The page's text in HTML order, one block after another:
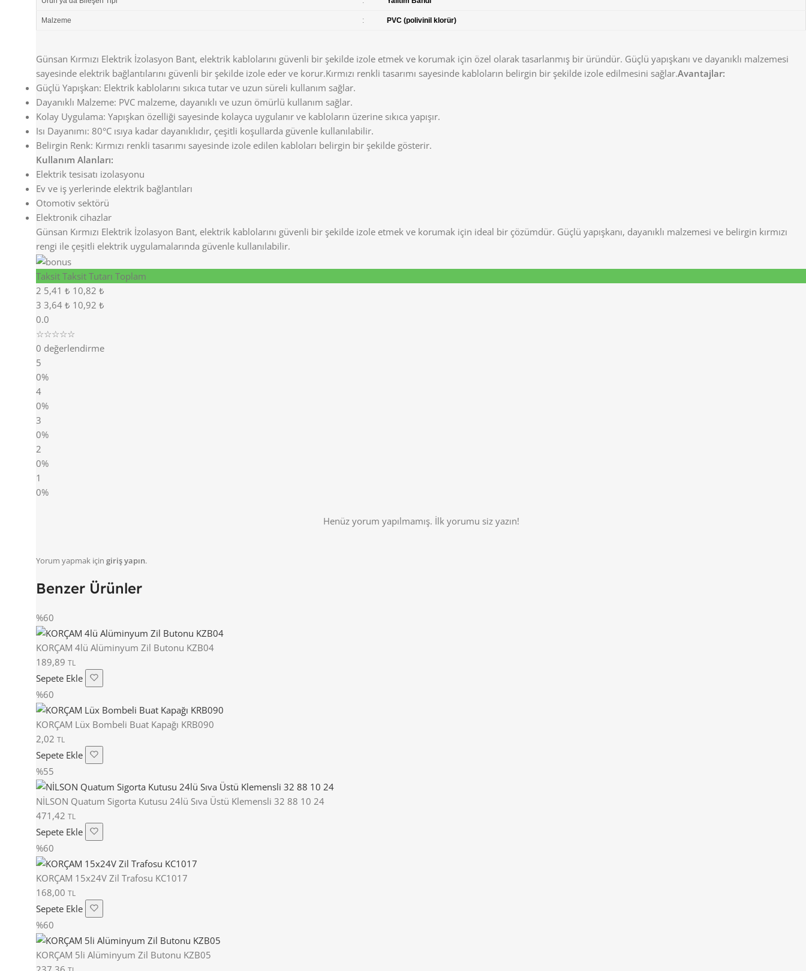
Malzeme : PVC (polivinil klorür)
Günsan Kırmızı Elektrik İzolasyon Bant, elektrik kablolarını güvenli bir şekilde izole etmek ve korumak için özel olarak tasarlanmış bir üründür. Güçlü yapışkanı ve dayanıklı malzemesi
sayesinde elektrik bağlantılarını güvenli bir şekilde izole eder ve korur.Kırmızı renkli tasarımı sayesinde kabloların belirgin bir şekilde izole edilmesini sağlar.Avantajlar:
Güçlü Yapışkan: Elektrik kablolarını sıkıca tutar ve uzun süreli kullanım sağlar.
Dayanıklı Malzeme: PVC malzeme, dayanıklı ve uzun ömürlü kullanım sağlar.
Kolay Uygulama: Yapışkan özelliği sayesinde kolayca uygulanır ve kabloların üzerine sıkıca yapışır.
Isı Dayanımı: 80°C ısıya kadar dayanıklıdır, çeşitli koşullarda güvenle kullanılabilir.
Belirgin Renk: Kırmızı renkli tasarımı sayesinde izole edilen kabloları belirgin bir şekilde gösterir.
Kullanım Alanları:
Elektrik tesisatı izolasyonu
Ev ve iş yerlerinde elektrik bağlantıları
Otomotiv sektörü
Elektronik cihazlar
Günsan Kırmızı Elektrik İzolasyon Bant, elektrik kablolarını güvenli bir şekilde izole etmek ve korumak için ideal bir çözümdür. Güçlü yapışkanı, dayanıklı malzemesi ve belirgin kırmızı
rengi ile çeşitli elektrik uygulamalarında güvenle kullanılabilir.
Taksit Taksit Tutarı Toplam
2 5,41 ₺ 10,82 ₺
3 3,64 ₺ 10,92 ₺
0.0
☆☆☆☆☆
0 değerlendirme
5
0%
4
0%
3
0%
2
0%
1
0%
Henüz yorum yapılmamış. İlk yorumu siz yazın!
Yorum yapmak için giriş yapın.
Benzer Ürünler
%60
KORÇAM 4lü Alüminyum Zil Butonu KZB04
189,89 TL
Sepete Ekle
%60
KORÇAM Lüx Bombeli Buat Kapağı KRB090
2,02 TL
Sepete Ekle
%55
NİLSON Quatum Sigorta Kutusu 24lü Sıva Üstü Klemensli 32 88 10 24
471,42 TL
Sepete Ekle
%60
KORÇAM 15x24V Zil Trafosu KC1017
168,00 TL
Sepete Ekle
%60
KORÇAM 5li Alüminyum Zil Butonu KZB05